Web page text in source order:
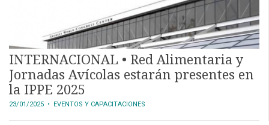
INTERNACIONAL • Red Alimentaria y
Jornadas Avícolas estarán presentes en
la IPPE 2025
23/01/2025 • EVENTOS Y CAPACITACIONES